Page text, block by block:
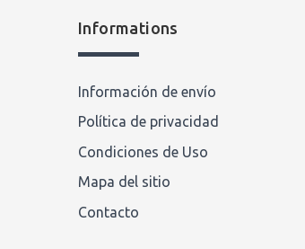
Informations
Información de envío
Política de privacidad
Condiciones de Uso
Mapa del sitio
Contacto